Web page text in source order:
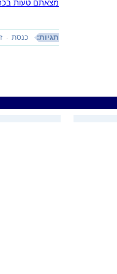
מצאתם טעות
תגיות: כנסת